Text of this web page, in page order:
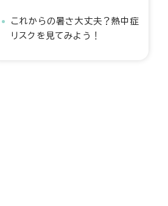
これからの暑さ大丈夫？熱中症
リスクを見てみよう！